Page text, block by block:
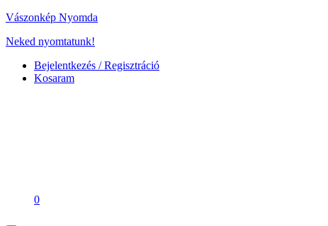
Vászonkép Nyomda
Neked nyomtatunk!
Bejelentkezés / Regisztráció
Kosaram
0